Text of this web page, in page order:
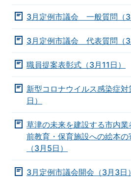
3月定例市議会 一般質問（3
3月定例市議会 代表質問（3
職員提案表彰式（3月11日）
新型コロナウイルス感染症
日）
草津の未来を建設する市内
前教育・保育施設への絵本
（3月5日）
3月定例市議会開会（3月3日）